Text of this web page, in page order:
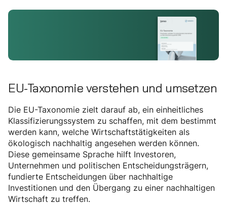
EU-Taxonomie verstehen und umsetzen
Die EU-Taxonomie zielt darauf ab, ein einheitliches
Klassifizierungssystem zu schaffen, mit dem bestimmt
werden kann, welche Wirtschaftstätigkeiten als
ökologisch nachhaltig angesehen werden können.
Diese gemeinsame Sprache hilft Investoren,
Unternehmen und politischen Entscheidungsträgern,
fundierte Entscheidungen über nachhaltige
Investitionen und den Übergang zu einer nachhaltigen
Wirtschaft zu treffen.